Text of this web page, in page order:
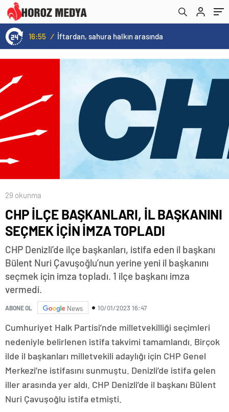
16:55 / İftardan, sahura halkın arasında
29 okunma
CHP İLÇE BAŞKANLARI, İL BAŞKANINI
SEÇMEK İÇİN İMZA TOPLADI
CHP Denizli’de ilçe başkanları, istifa eden il başkanı
Bülent Nuri Çavuşoğlu’nun yerine yeni il başkanını
seçmek için imza topladı. 1 ilçe başkanı imza
vermedi.
ABONE OL News 10/01/2023 16:47
Cumhuriyet Halk Partisi’nde milletvekilliği seçimleri
nedeniyle belirlenen istifa takvimi tamamlandı. Birçok
ilde il başkanları milletvekili adaylığı için CHP Genel
Merkezi’ne istifasını sunmuştu. Denizli’de istifa gelen
iller arasında yer aldı. CHP Denizli’de il başkanı Bülent
Nuri Çavuşoğlu istifa etmişti.